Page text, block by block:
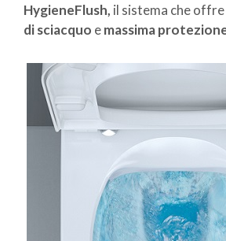
HygieneFlush, il sistema che offre
di sciacquo emassima